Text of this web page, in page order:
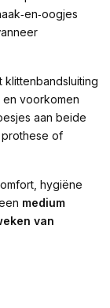
voorkomen
aan beide
of
hygiëne
medium
van